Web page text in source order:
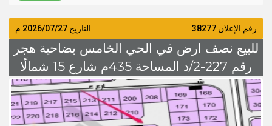
التاريخ 2026/07/27 م رقم الإعلان 38277
للبيع نصف ارض في الحي الخامس بضاحية هجر
رقم 227-2/د المساحة 435م شارع 15 شمالًا
السعر 285 الف قابل للتفاوض